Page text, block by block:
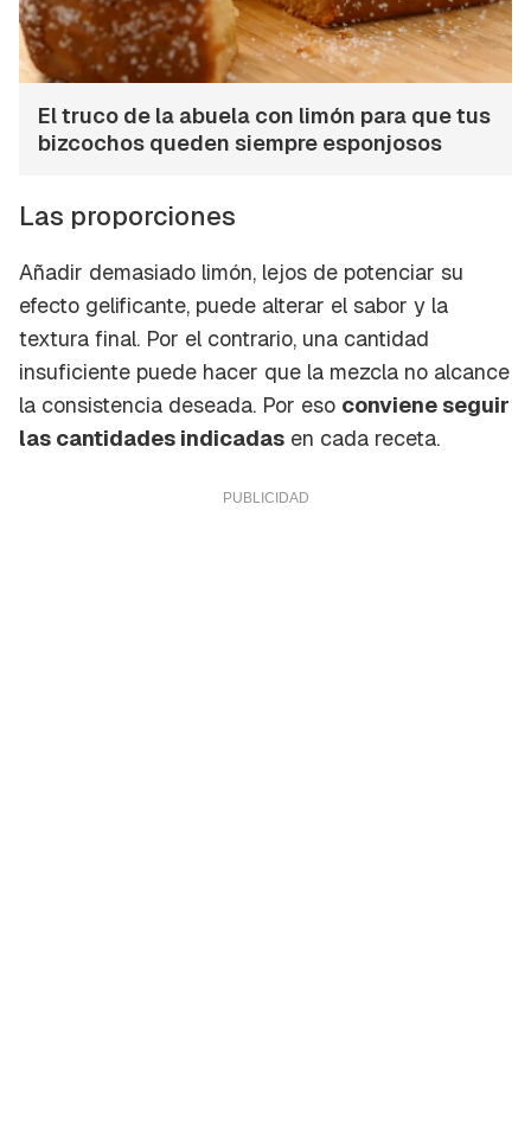
El truco de la abuela con limón para que tus
bizcochos queden siempre esponjosos
Las proporciones
Añadir demasiado limón, lejos de potenciar su
efecto gelificante, puede alterar el sabor y la
textura final. Por el contrario, una cantidad
insuficiente puede hacer que la mezcla no alcance
la consistencia deseada. Por eso conviene seguir
las cantidades indicadas en cada receta.